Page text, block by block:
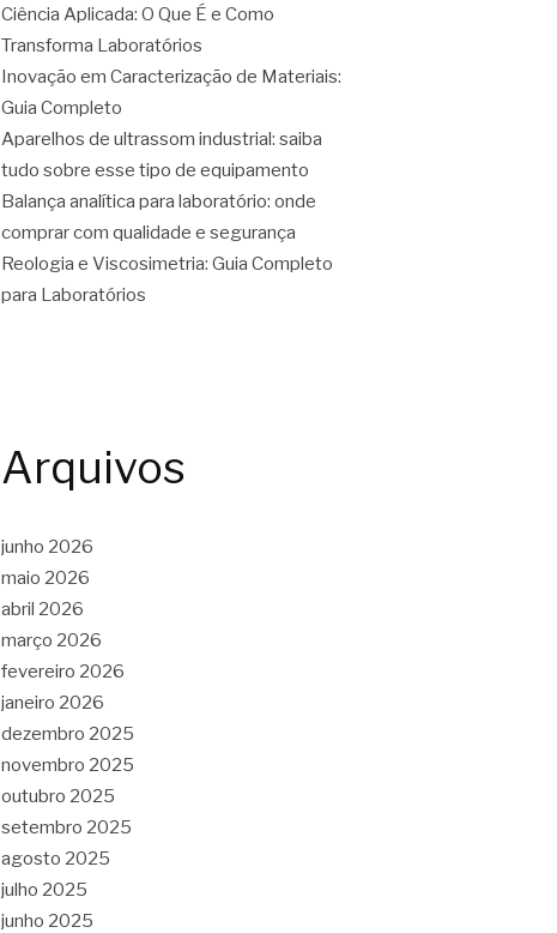
Ciência Aplicada: O Que É e Como
Transforma Laboratórios
Inovação em Caracterização de Materiais:
Guia Completo
Aparelhos de ultrassom industrial: saiba
tudo sobre esse tipo de equipamento
Balança analítica para laboratório: onde
comprar com qualidade e segurança
Reologia e Viscosimetria: Guia Completo
para Laboratórios
Arquivos
junho 2026
maio 2026
abril 2026
março 2026
fevereiro 2026
janeiro 2026
dezembro 2025
novembro 2025
outubro 2025
setembro 2025
agosto 2025
julho 2025
junho 2025